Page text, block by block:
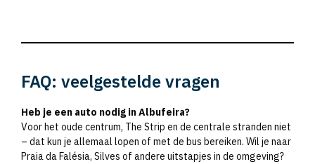
FAQ: veelgestelde vragen
Heb je een auto nodig in Albufeira?
Voor het oude centrum, The Strip en de centrale stranden niet
– dat kun je allemaal lopen of met de bus bereiken. Wil je naar
Praia da Falésia, Silves of andere uitstapjes in de omgeving?